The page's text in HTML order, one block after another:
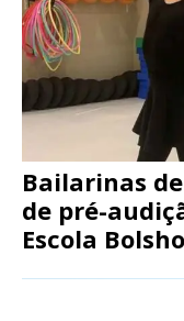
Bailarinas
de pré-
Escola